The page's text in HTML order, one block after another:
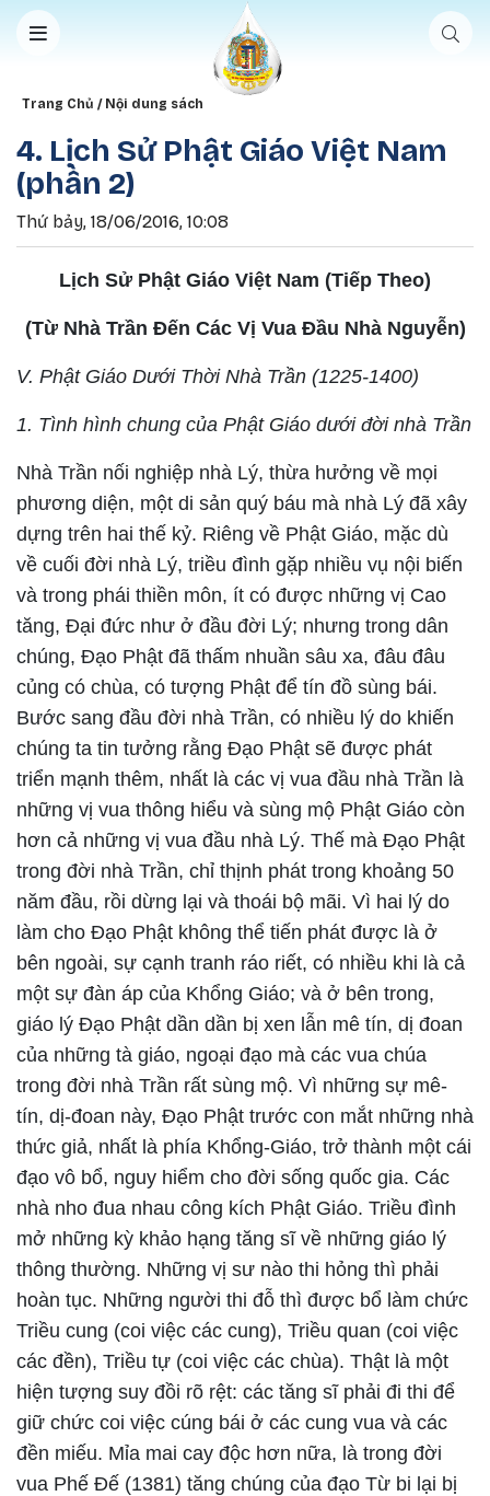
Nhảy đến nội dung
Breadcrumb
Trang Chủ Nội dung sách
4. Lịch Sử Phật Giáo Việt Nam
(phần 2)
Thứ bảy, 18/06/2016, 10:08
Lịch Sử Phật Giáo Việt Nam (Tiếp Theo)
(Từ Nhà Trần Đến Các Vị Vua Đầu Nhà Nguyễn)
V. Phật Giáo Dưới Thời Nhà Trần (1225-1400)
1. Tình hình chung của Phật Giáo dưới đời nhà Trần
Nhà Trần nối nghiệp nhà Lý, thừa hưởng về mọi
phương diện, một di sản quý báu mà nhà Lý đã xây
dựng trên hai thế kỷ. Riêng về Phật Giáo, mặc dù
về cuối đời nhà Lý, triều đình gặp nhiều vụ nội biến
và trong phái thiền môn, ít có được những vị Cao
tăng, Đại đức như ở đầu đời Lý; nhưng trong dân
chúng, Đạo Phật đã thấm nhuần sâu xa, đâu đâu
củng có chùa, có tượng Phật để tín đồ sùng bái.
Bước sang đầu đời nhà Trần, có nhiều lý do khiến
chúng ta tin tưởng rằng Đạo Phật sẽ được phát
triển mạnh thêm, nhất là các vị vua đầu nhà Trần là
những vị vua thông hiểu và sùng mộ Phật Giáo còn
hơn cả những vị vua đầu nhà Lý. Thế mà Đạo Phật
trong đời nhà Trần, chỉ thịnh phát trong khoảng 50
năm đầu, rồi dừng lại và thoái bộ mãi. Vì hai lý do
làm cho Đạo Phật không thể tiến phát được là ở
bên ngoài, sự cạnh tranh ráo riết, có nhiều khi là cả
một sự đàn áp của Khổng Giáo; và ở bên trong,
giáo lý Đạo Phật dần dần bị xen lẫn mê tín, dị đoan
của những tà giáo, ngoại đạo mà các vua chúa
trong đời nhà Trần rất sùng mộ. Vì những sự mê-
tín, dị-đoan này, Đạo Phật trước con mắt những nhà
thức giả, nhất là phía Khổng-Giáo, trở thành một cái
đạo vô bổ, nguy hiểm cho đời sống quốc gia. Các
nhà nho đua nhau công kích Phật Giáo. Triều đình
mở những kỳ khảo hạng tăng sĩ về những giáo lý
thông thường. Những vị sư nào thi hỏng thì phải
hoàn tục. Những người thi đỗ thì được bổ làm chức
Triều cung (coi việc các cung), Triều quan (coi việc
các đền), Triều tự (coi việc các chùa). Thật là một
hiện tượng suy đồi rõ rệt: các tăng sĩ phải đi thi để
giữ chức coi việc cúng bái ở các cung vua và các
đền miếu. Mỉa mai cay độc hơn nữa, là trong đời
vua Phế Đế (1381) tăng chúng của đạo Từ bi lại bị